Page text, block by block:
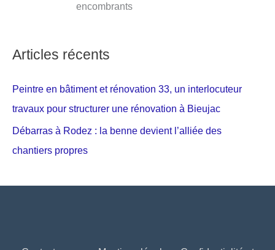
encombrants
Articles récents
Peintre en bâtiment et rénovation 33, un interlocuteur
travaux pour structurer une rénovation à Bieujac
Débarras à Rodez : la benne devient l’alliée des
chantiers propres